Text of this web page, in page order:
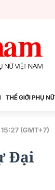
THẾ GIỚI PHỤ NỮ
(GMT+7)
Đại